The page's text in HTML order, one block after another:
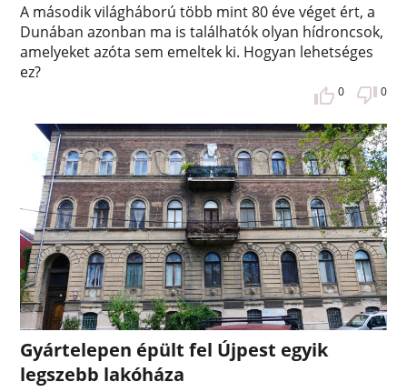
A második világháború több mint 80 éve véget ért, a
Dunában azonban ma is találhatók olyan hídroncsok,
amelyeket azóta sem emeltek ki. Hogyan lehetséges
ez?
0 0
Gyártelepen épült fel Újpest egyik
legszebb lakóháza